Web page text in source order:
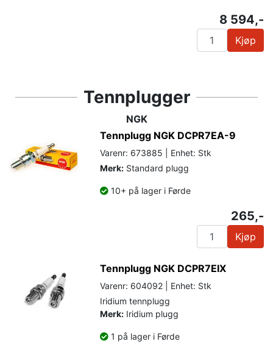
8 594,-
Kjøp
Tennplugger
NGK
Tennplugg NGK DCPR7EA-9
Varenr: 673885 | Enhet: Stk
Merk: Standard plugg
10+ på lager i Førde
265,-
Kjøp
Tennplugg NGK DCPR7EIX
Varenr: 604092 | Enhet: Stk
Iridium tennplugg
Merk: Iridium plugg
1 på lager i Førde